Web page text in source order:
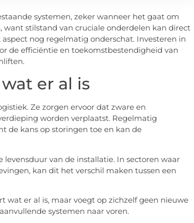
systemen, zeker wanneer het gaat om
stilstand van cruciale onderdelen kan direct
nog regelmatig onderschat. Investeren in
de efficiëntie en toekomstbestendigheid van
er al is
Ze zorgen ervoor dat zware en
worden verplaatst. Regelmatig
de kans op storingen toe en kan de
van de installatie. In sectoren waar
kan dit het verschil maken tussen een
wat er al is, maar voegt op zichzelf geen nieuwe
systemen naar voren.